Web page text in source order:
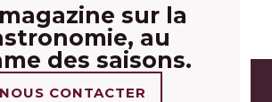
sur la
au
des saisons.
NOUS CONTACTER